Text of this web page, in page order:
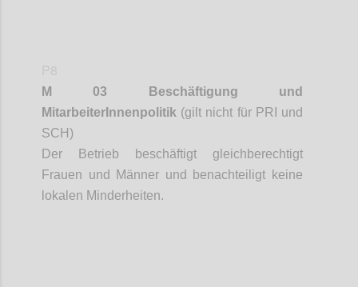
M 03 Beschäftigung und
MitarbeiterInnenpolitik (gilt nicht für PRI und
SCH)
Der Betrieb beschäftigt gleichberechtigt
Frauen und Männer und benachteiligt keine
lokalen Minderheiten.